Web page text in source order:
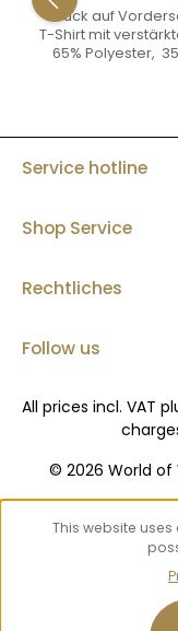
Druck auf
T-Shirt mit
65% Polyester,
Service hotline
Shop Service
Rechtliches
Follow us
© 2026 World
All prices incl. VAT
This website